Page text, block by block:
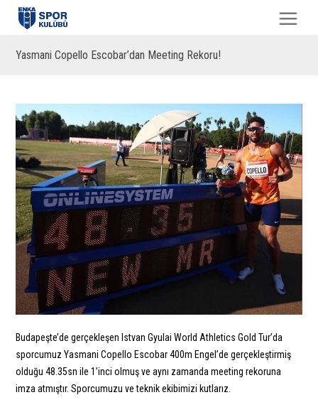
Yasmani Copello Escobar’dan Meeting Rekoru!
Budapeşte’de gerçekleşen Istvan Gyulai World Athletics Gold Tur’da
sporcumuz Yasmani Copello Escobar 400m Engel’de gerçekleştirmiş
olduğu 48.35sn ile 1’inci olmuş ve aynı zamanda meeting rekoruna
imza atmıştır. Sporcumuzu ve teknik ekibimizi kutlarız.